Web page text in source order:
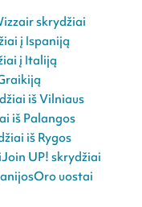
skrydžiai
į Ispaniją
į Italiją
iš Vilniaus
iš Palangos
iš Rygos
Join UP! skrydžiai
Oro uostai